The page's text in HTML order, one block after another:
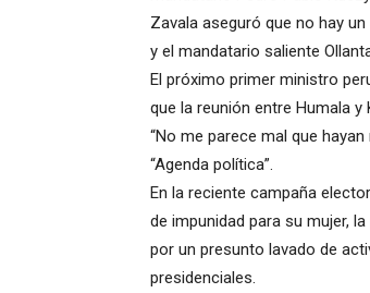
Zavala aseguró que no hay
y el mandatario saliente
El próximo primer ministro
que la reunión entre Humala
“No me parece mal que
“Agenda política”.
En la reciente campaña
de impunidad para su mujer,
por un presunto lavado de
presidenciales.